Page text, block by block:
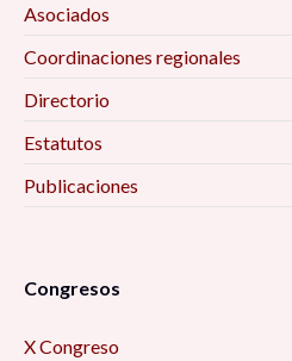
Asociados
Coordinaciones regionales
Directorio
Estatutos
Publicaciones
Congresos
X Congreso